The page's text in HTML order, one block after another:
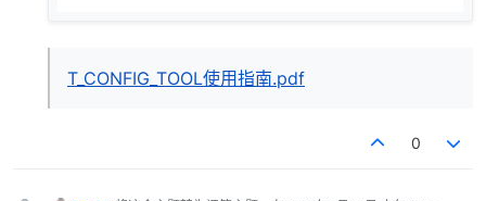
T_CONFIG_TOOL使用指南.pdf
0